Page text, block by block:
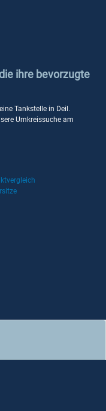
ihre bevorzugte
Tankstelle in Deil.
Umkreissuche am